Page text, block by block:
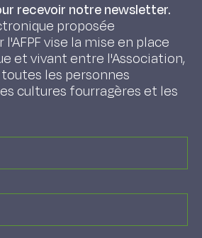
recevoir notre newsletter.
proposée
vise la mise en place
et vivant entre l'Association,
les personnes
cultures fourragères et les